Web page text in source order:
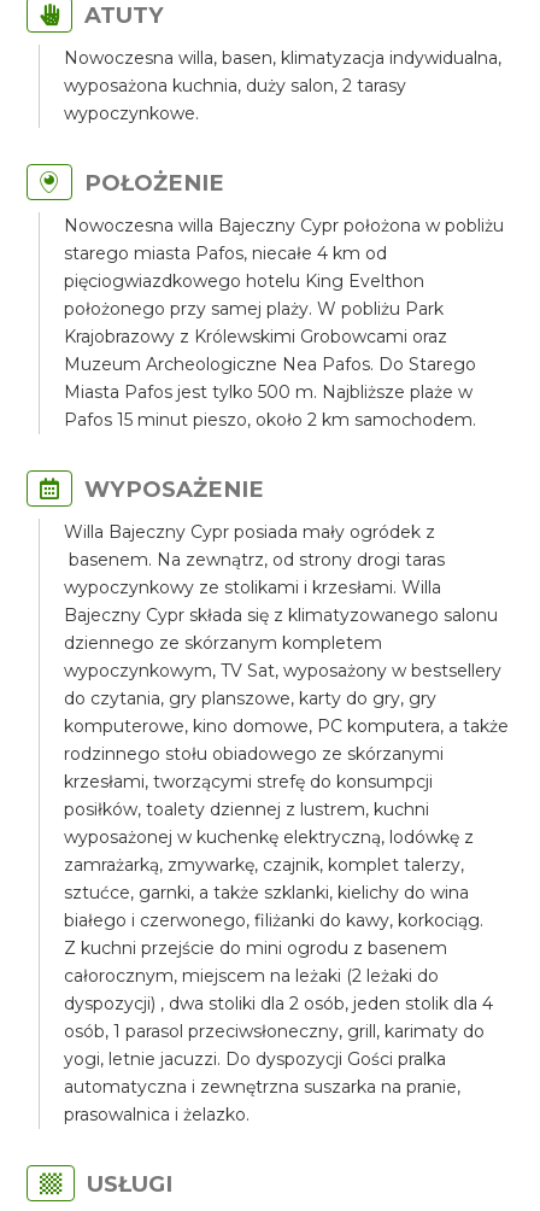
ATUTY
Nowoczesna willa, basen, klimatyzacja indywidualna,
wyposażona kuchnia, duży salon, 2 tarasy
wypoczynkowe.
POŁOŻENIE
Nowoczesna willa Bajeczny Cypr położona w pobliżu
starego miasta Pafos, niecałe 4 km od
pięciogwiazdkowego hotelu King Evelthon
położonego przy samej plaży. W pobliżu Park
Krajobrazowy z Królewskimi Grobowcami oraz
Muzeum Archeologiczne Nea Pafos. Do Starego
Miasta Pafos jest tylko 500 m. Najbliższe plaże w
Pafos 15 minut pieszo, około 2 km samochodem.
WYPOSAŻENIE
Willa Bajeczny Cypr posiada mały ogródek z
basenem. Na zewnątrz, od strony drogi taras
wypoczynkowy ze stolikami i krzesłami. Willa
Bajeczny Cypr składa się z klimatyzowanego salonu
dziennego ze skórzanym kompletem
wypoczynkowym, TV Sat, wyposażony w bestsellery
do czytania, gry planszowe, karty do gry, gry
komputerowe, kino domowe, PC komputera, a także
rodzinnego stołu obiadowego ze skórzanymi
krzesłami, tworzącymi strefę do konsumpcji
posiłków, toalety dziennej z lustrem, kuchni
wyposażonej w kuchenkę elektryczną, lodówkę z
zamrażarką, zmywarkę, czajnik, komplet talerzy,
sztućce, garnki, a także szklanki, kielichy do wina
białego i czerwonego, filiżanki do kawy, korkociąg.
Z kuchni przejście do mini ogrodu z basenem
całorocznym, miejscem na leżaki (2 leżaki do
dyspozycji) , dwa stoliki dla 2 osób, jeden stolik dla 4
osób, 1 parasol przeciwsłoneczny, grill, karimaty do
yogi, letnie jacuzzi. Do dyspozycji Gości pralka
automatyczna i zewnętrzna suszarka na pranie,
prasowalnica i żelazko.
USŁUGI